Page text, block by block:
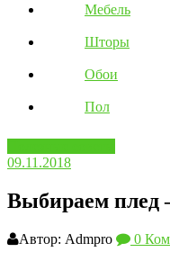
Мебель
Шторы
Обои
Пол
09.11.2018
Выбираем плед
Автор: Admpro
0